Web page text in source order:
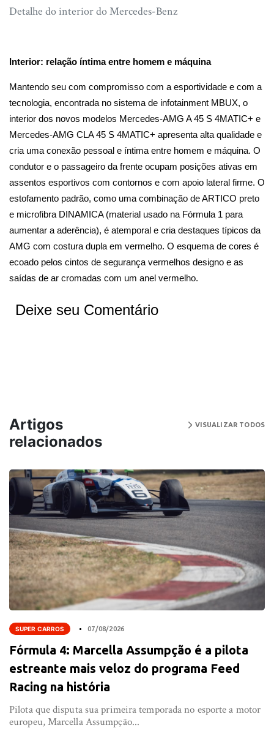
Detalhe do interior do Mercedes-Benz
Interior: relação íntima entre homem e máquina
Mantendo seu com compromisso com a esportividade e com a
tecnologia, encontrada no sistema de infotainment MBUX, o
interior dos novos modelos Mercedes-AMG A 45 S 4MATIC+ e
Mercedes-AMG CLA 45 S 4MATIC+ apresenta alta qualidade e
cria uma conexão pessoal e íntima entre homem e máquina. O
condutor e o passageiro da frente ocupam posições ativas em
assentos esportivos com contornos e com apoio lateral firme. O
estofamento padrão, como uma combinação de ARTICO preto
e microfibra DINAMICA (material usado na Fórmula 1 para
aumentar a aderência), é atemporal e cria destaques típicos da
AMG com costura dupla em vermelho. O esquema de cores é
ecoado pelos cintos de segurança vermelhos designo e as
saídas de ar cromadas com um anel vermelho.
Deixe seu Comentário
Artigos
relacionados
VISUALIZAR TODOS
SUPER CARROS 07/08/2026
Fórmula 4: Marcella Assumpção é a pilota
estreante mais veloz do programa Feed
Racing na história
Pilota que disputa sua primeira temporada no esporte a motor
europeu, Marcella Assumpção...